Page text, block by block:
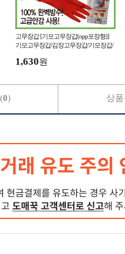
고무장갑 [기모고무장갑(opp포장형)]
기모고무장갑/김장고무장갑/기모장갑/
1,630원
0) 상